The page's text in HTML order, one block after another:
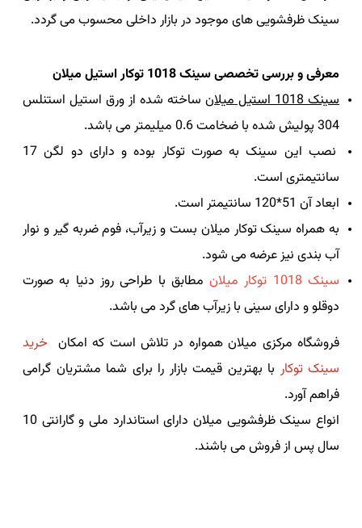
سینک ظرفشویی های موجود در بازار داخلی محسوب می گردد.
معرفی و بررسی تخصصی سینک 1018 توکار استیل میلان
سینک 1018 استیل میلان
ساخته شده از ورق استیل استنلس
304 پولیش شده با ضخامت 0.6 میلیمتر می باشد.
نصب این سینک به صورت توکار بوده و دارای دو لگن 17
سانتیمتری است.
ابعاد آن 51*120 سانتیمتر است.
به همراه سینک توکار میلان بست و زیرآب، فوم ضربه گیر و نوار
آب بندی نیز عرضه می شود.
سینک 1018 توکار میلان
مطابق با طراحی روز دنیا به صورت
دوقلو و دارای سینی با زیرآب های گرد می باشد.
فروشگاه مرکزی میلان همواره در تلاش است که امکان خرید
سینک توکار با بهترین قیمت بازار را برای شما مشتریان گرامی
فراهم آورد.
انواع سینک ظرفشویی میلان دارای استاندارد ملی و گارانتی 10
سال پس از فروش می باشند.